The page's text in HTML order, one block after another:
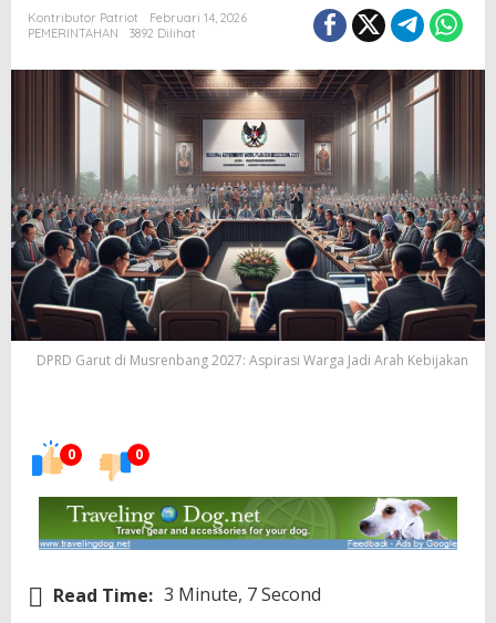
Kontributor Patriot
Februari 14, 2026
PEMERINTAHAN
3892 Dilihat
DPRD Garut di Musrenbang 2027: Aspirasi Warga Jadi Arah Kebijakan
0 0
Read Time: 3 Minute, 7 Second